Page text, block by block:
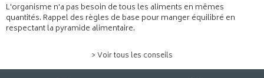
L'organisme n'a pas besoin de tous les aliments en mêmes
quantités. Rappel des règles de base pour manger équilibré en
respectant la pyramide alimentaire.
> Voir tous les conseils